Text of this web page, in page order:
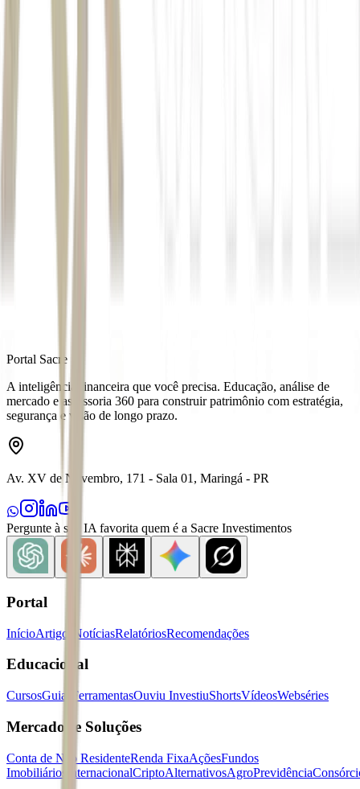
Portal Sacre
A inteligência financeira que você precisa. Educação, análise de
mercado e assessoria 360 para construir patrimônio com estratégia,
segurança e visão de longo prazo.
Av. XV de Novembro, 171 - Sala 01, Maringá - PR
Pergunte à sua IA favorita quem é a Sacre Investimentos
Portal
InícioArtigos NotíciasRelatóriosRecomendações
Educacional
CursosGuias FerramentasOuviu InvestiuShortsVídeosWebséries
Mercados e Soluções
Conta de Não ResidenteRenda FixaAçõesFundos
Imobiliários
InternacionalCriptoAlternativosAgroPrevidência